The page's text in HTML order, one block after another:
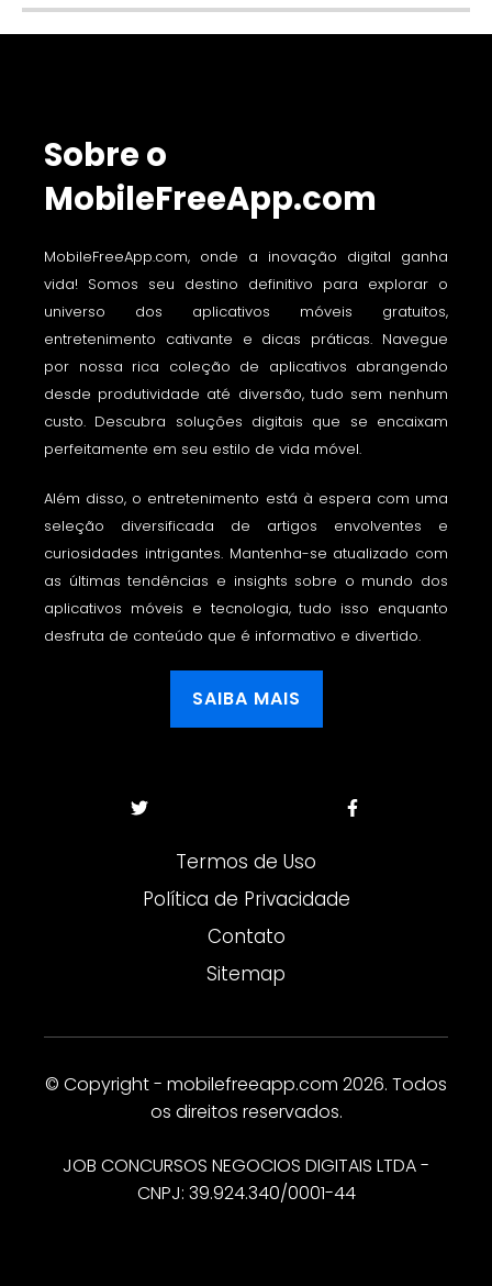
Sobre o
MobileFreeApp.com
MobileFreeApp.com, onde a inovação digital ganha
vida! Somos seu destino definitivo para explorar o
universo dos aplicativos móveis gratuitos,
entretenimento cativante e dicas práticas. Navegue
por nossa rica coleção de aplicativos abrangendo
desde produtividade até diversão, tudo sem nenhum
custo. Descubra soluções digitais que se encaixam
perfeitamente em seu estilo de vida móvel.
Além disso, o entretenimento está à espera com uma
seleção diversificada de artigos envolventes e
curiosidades intrigantes. Mantenha-se atualizado com
as últimas tendências e insights sobre o mundo dos
aplicativos móveis e tecnologia, tudo isso enquanto
desfruta de conteúdo que é informativo e divertido.
SAIBA MAIS
Termos de Uso
Política de Privacidade
Contato
Sitemap
© Copyright - mobilefreeapp.com 2026. Todos
os direitos reservados.
JOB CONCURSOS NEGOCIOS DIGITAIS LTDA -
CNPJ: 39.924.340/0001-44